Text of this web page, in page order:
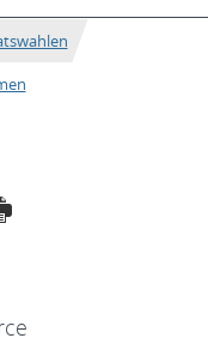
TEILEN
DRUCKEN